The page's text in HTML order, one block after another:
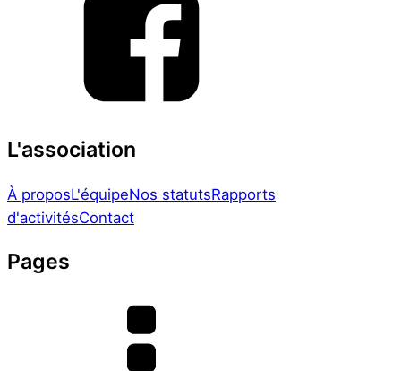
L'association
À proposL'équipeNos statutsRapports
d'activitésContact
Pages